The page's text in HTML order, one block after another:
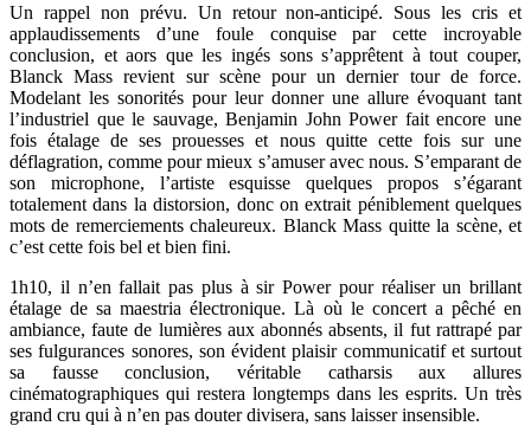
Un rappel non prévu. Un retour non-anticipé. Sous les cris et
applaudissements d’une foule conquise par cette incroyable
conclusion, et aors que les ingés sons s’apprêtent à tout couper,
Blanck Mass revient sur scène pour un dernier tour de force.
Modelant les sonorités pour leur donner une allure évoquant tant
l’industriel que le sauvage, Benjamin John Power fait encore une
fois étalage de ses prouesses et nous quitte cette fois sur une
déflagration, comme pour mieux s’amuser avec nous. S’emparant de
son microphone, l’artiste esquisse quelques propos s’égarant
totalement dans la distorsion, donc on extrait péniblement quelques
mots de remerciements chaleureux. Blanck Mass quitte la scène, et
c’est cette fois bel et bien fini.
1h10, il n’en fallait pas plus à sir Power pour réaliser un brillant
étalage de sa maestria électronique. Là où le concert a pêché en
ambiance, faute de lumières aux abonnés absents, il fut rattrapé par
ses fulgurances sonores, son évident plaisir communicatif et surtout
sa fausse conclusion, véritable catharsis aux allures
cinématographiques qui restera longtemps dans les esprits. Un très
grand cru qui à n’en pas douter divisera, sans laisser insensible.